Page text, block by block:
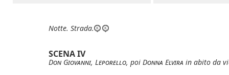
Notte. Strada.
SCENA IV
Don Giovanni, Leporello, poi Donna Elvira in abito da